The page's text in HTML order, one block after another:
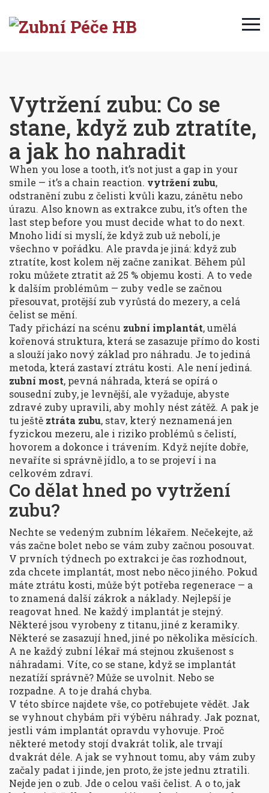
Vytržení zubu: Co se
stane, když zub ztratíte,
a jak ho nahradit
When you lose a tooth, it’s not just a gap in your
smile — it’s a chain reaction. vytržení zubu,
odstranění zubu z čelisti kvůli kazu, zánětu nebo
úrazu. Also known as extrakce zubu, it’s often the
last step before you must decide what to do next.
Mnoho lidí si myslí, že když zub už nebolí, je
všechno v pořádku. Ale pravda je jiná: když zub
ztratíte, kost kolem něj začne zanikat. Během půl
roku můžete ztratit až 25 % objemu kosti. A to vede
k dalším problémům — zuby vedle se začnou
přesouvat, protější zub vyrůstá do mezery, a celá
čelist se mění.
Tady přichází na scénu zubní implantát,umělá
kořenová struktura, která se zasazuje přímo do kosti
a slouží jako nový základ pro náhradu. Je to jediná
metoda, která zastaví ztrátu kosti. Ale není jediná.
zubní most, pevná náhrada, která se opírá o
sousední zuby, je levnější, ale vyžaduje, abyste
zdravé zuby upravili, aby mohly nést zátěž. A pak je
tu ještě ztráta zubu, stav, který neznamená jen
fyzickou mezeru, ale i riziko problémů s čelistí,
hovorem a dokonce i trávením. Když nejíte dobře,
nevaříte si správně jídlo, a to se projeví i na
celkovém zdraví.
Co dělat hned po vytržení
zubu?
Nechte se vedeným zubním lékařem. Nečekejte, až
vás začne bolet nebo se vám zuby začnou posouvat.
V prvních týdnech po extrakci je čas rozhodnout,
zda chcete implantát, most nebo něco jiného. Pokud
máte ztrátu kosti, může být potřeba regenerace — a
to znamená další zákrok a náklady. Nejlepší je
reagovat hned. Ne každý implantát je stejný.
Některé jsou vyrobeny z titanu, jiné z keramiky.
Některé se zasazují hned, jiné po několika měsících.
A ne každý zubní lékař má stejnou zkušenost s
náhradami. Víte, co se stane, když se implantát
nezatíží správně? Může se uvolnit. Nebo se
rozpadne. A to je drahá chyba.
V této sbírce najdete vše, co potřebujete vědět. Jak
se vyhnout chybám při výběru náhrady. Jak poznat,
jestli vám implantát opravdu vyhovuje. Proč
některé metody stojí dvakrát tolik, ale trvají
dvakrát déle. A jak se vyhnout tomu, aby vám zuby
začaly padat i jinde, jen proto, že jste jednu ztratili.
Nejde jen o zub. Jde o celou vaši čelist. A o to, jak